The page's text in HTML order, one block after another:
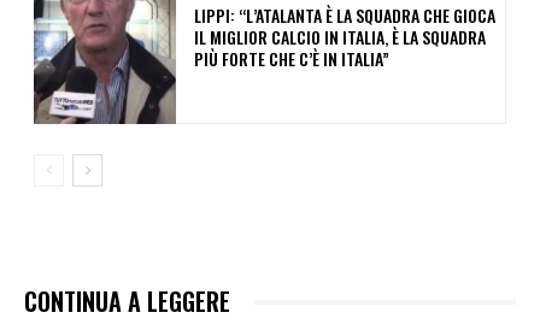
LIPPI: “L’ATALANTA È LA SQUADRA CHE GIOCA
IL MIGLIOR CALCIO IN ITALIA, È LA SQUADRA
PIÙ FORTE CHE C’È IN ITALIA”
CONTINUA A LEGGERE